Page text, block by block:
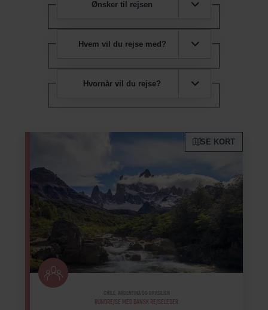
Ønsker til rejsen
Hvem vil du rejse med?
Hvornår vil du rejse?
SE KORT
CHILE, ARGENTINA OG BRASILIEN
RUNDREJSE MED DANSK REJSELEDER